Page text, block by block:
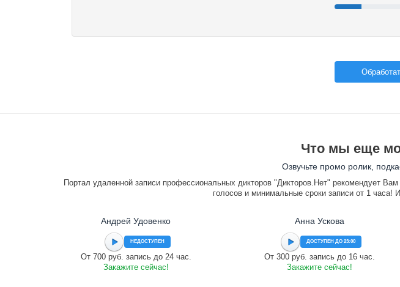
Что мы еще
Озвучьте промо ролик,
Портал удаленной записи профессиональных дикторов "Дикторов.Нет" рекомендует
голосов и минимальные сроки записи от 1 часа!
Андрей Удовенко
НЕДОСТУПЕН
От 700 руб. запись до 24 час.
Закажите сейчас!
Анна Ускова
ДОСТУПЕН ДО 23:00
От 300 руб. запись до 16 час.
Закажите сейчас!